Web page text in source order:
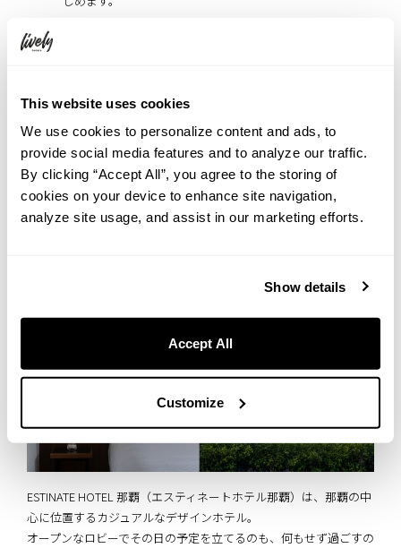
This website uses cookies
We use cookies to personalize content and ads, to
provide social media features and to analyze our traffic.
By clicking “Accept All”, you agree to the storing of
cookies on your device to enhance site navigation,
analyze site usage, and assist in our marketing efforts.
Show details
Accept All
Customize
おすすめ記事：
ーツ＆ドリンク！ライフスタイルホテル「ESTINATE HOTEL 那覇」
1日（月）より登場
ESTINATE HOTEL 那覇で過ごす秋の旅
ESTINATE HOTEL 那覇（エスティネートホテル那覇）は、那覇の中
心に位置するカジュアルなデザインホテル。
オープンなロビーでその日の予定を立てるのも、何もせず過ごすの